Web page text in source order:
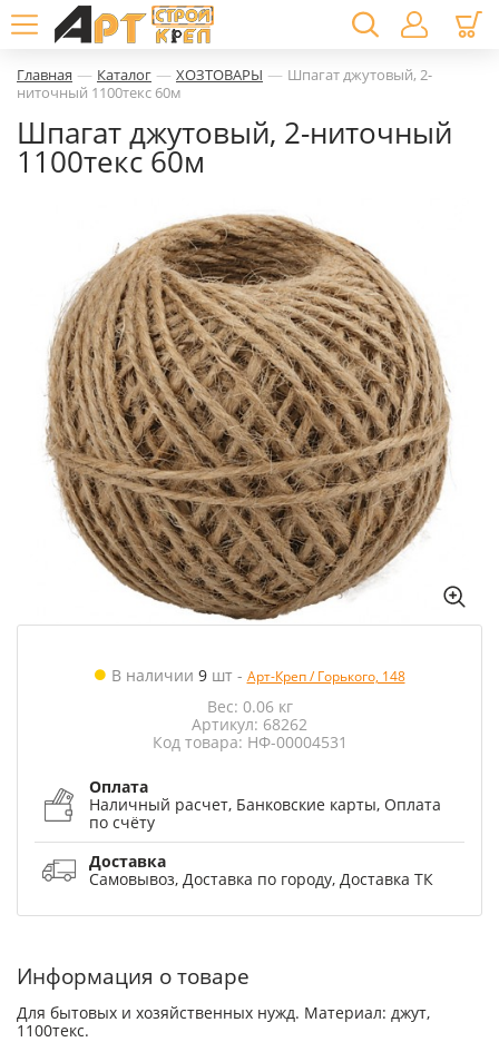
Главная — Каталог — ХОЗТОВАРЫ — Шпагат джутовый, 2-
ниточный 1100текс 60м
Шпагат джутовый, 2-ниточный
1100текс 60м
В наличии 9шт- Арт-Креп / Горького, 148
Вес: 0.06 кг
Артикул: 68262
Код товара: НФ-00004531
Оплата
Наличный расчет, Банковские карты, Оплата
по счёту
Доставка
Самовывоз, Доставка по городу, Доставка ТК
Информация о товаре
Для бытовых и хозяйственных нужд. Материал: джут,
1100текс.